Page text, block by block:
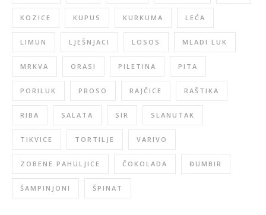
KOZICE KUPUS KURKUMA LEĆA
LIMUN LJEŠNJACI LOSOS MLADI LUK
MRKVA ORASI PILETINA PITA
PORILUK PROSO RAJČICE RAŠTIKA
RIBA SALATA SIR SLANUTAK
TIKVICE TORTILJE VARIVO
ZOBENE PAHULJICE ČOKOLADA ĐUMBIR
ŠAMPINJONI ŠPINAT